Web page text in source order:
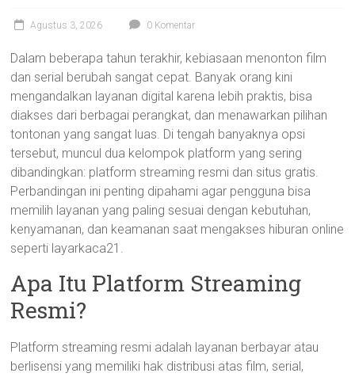
Agustus 3, 2026 0 Komentar
Dalam beberapa tahun terakhir, kebiasaan menonton film
dan serial berubah sangat cepat. Banyak orang kini
mengandalkan layanan digital karena lebih praktis, bisa
diakses dari berbagai perangkat, dan menawarkan pilihan
tontonan yang sangat luas. Di tengah banyaknya opsi
tersebut, muncul dua kelompok platform yang sering
dibandingkan: platform streaming resmi dan situs gratis.
Perbandingan ini penting dipahami agar pengguna bisa
memilih layanan yang paling sesuai dengan kebutuhan,
kenyamanan, dan keamanan saat mengakses hiburan online
seperti layarkaca21.
Apa Itu Platform Streaming
Resmi?
Platform streaming resmi adalah layanan berbayar atau
berlisensi yang memiliki hak distribusi atas film, serial,